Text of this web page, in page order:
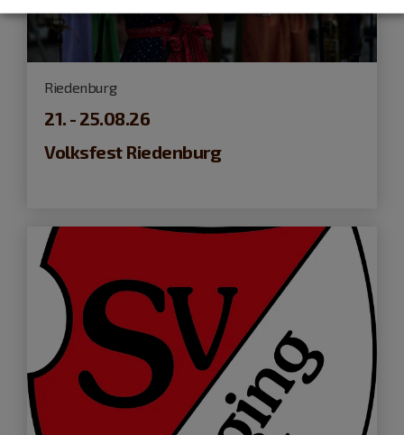
Riedenburg
21. - 25.08.26
Volksfest Riedenburg